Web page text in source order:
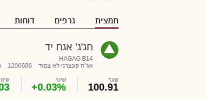
תמצית גרפים דוחות
חג'ג' אגח יד
HAGAG B14
אג"ח קונצרני לא צמוד
1206606
שער
100.91
שינוי
+0.03%